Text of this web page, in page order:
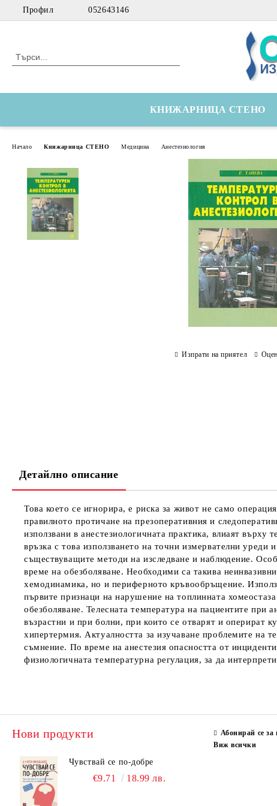
Профил 052643146
КНИЖАРНИЦА СТЕНО
Начало Книжарница СТЕНО Медицина Анестезиология
Изпрати на приятел
Детайлно описание
Това което се игнорира, е риска за живот не само
правилното протичане на презоперативния и
използвани в анестезиологичната практика, влиаят
връзка с това използването на точни измервателни уреди
съществуващите методи на изследване и наблюдение.
време на обезболяване. Необходими са такива
хемодинамика, но и периферното кръвообръщение.
първите признаци на нарушение на топлинната
обезболяване. Телесната температура на пациентите
възрастни и при болни, при които се отварят и оперират
хипертермия. Актуалността за изучаване проблемите на
съмнение. По време на анестезия опасността от
физиологичната температурна регулация, за да
Нови продукти
Чувствай се по-добре
€9.71 18.99 лв.
Абонирай се за
Виж всички